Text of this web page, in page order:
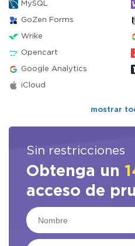
MySQL
GoZen Forms
Wrike
Opencart
Google Analytics
iCloud
mostrar
Sin restricciones
Obtenga un
acceso de